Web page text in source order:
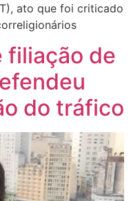
ato que foi criticado
filiação de
do tráfico